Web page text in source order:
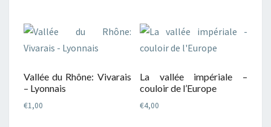
Vallée du Rhône: Vivarais
– Lyonnais
€1,00
La vallée impériale –
couloir de l’Europe
€4,00